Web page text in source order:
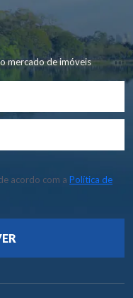
mercado de imóveis
acordo com a Política de